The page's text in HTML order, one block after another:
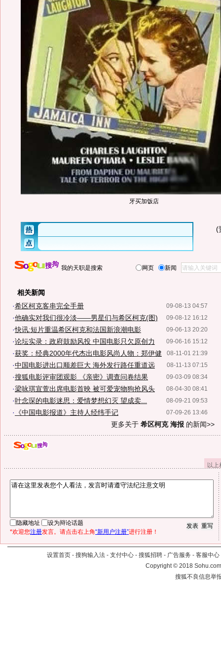
牙买加饭店
(
我的天职是搜索 网页 新闻
相关新闻
09-08-13 04:57
·希区柯克客串完全手册
09-08-12 16:12
·他确实对我们很冷淡——男星们与希区柯克(图)
09-06-13 20:20
·快讯:短片重温希区柯克和法国新浪潮电影
09-06-16 15:12
·论坛实录：政府鼓励风投 中国电影只欠原创力
08-11-01 21:39
·获奖：经典2000年代杰出电影风尚人物：郑伊健
08-11-13 07:15
·中国电影进出口顺差巨大 海外发行路任重道远
09-03-09 08:34
·搜狐电影评审团观影 《亲密》调查问卷结果
08-04-30 08:41
·梁咏琪宣萱出席电影首映 被可爱宠物狗抢风头
08-09-21 09:53
·叶念琛的电影迷思：爱情梦想幻灭 望成卖...
07-09-26 13:46
·
《中国电影报道》主持人经纬手记
更多关于 希区柯克 海报 的新闻>>
以
隐藏地址
设为辩论话题
*欢迎您注册发言。请点击右上角“新用户注册”进行注册！
设置首页 - 搜狗输入法 - 支付中心 - 搜狐招聘 - 广告服务 - 客服中心
Copyright©2018
搜狐不良信息举